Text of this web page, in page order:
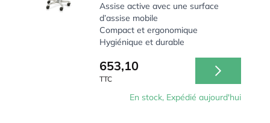
Assise active avec une surface
d’assise mobile
Compact et ergonomique
Hygiénique et durable
653,10
TTC
En stock, Expédié aujourd'hui